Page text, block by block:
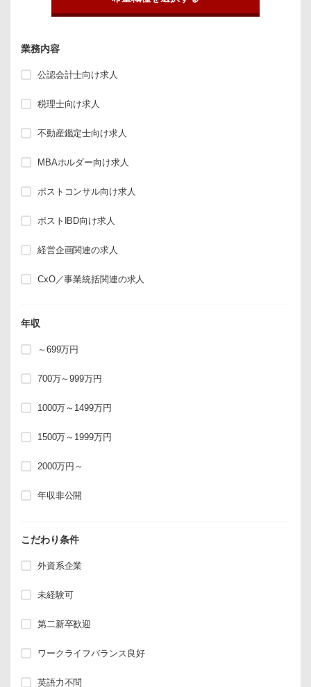
業務内容
公認会計士向け求人
税理士向け求人
不動産鑑定士向け求人
MBAホルダー向け求人
ポストコンサル向け求人
ポストIBD向け求人
経営企画関連の求人
CxO／事業統括関連の求人
年収
～699万円
700万～999万円
1000万～1499万円
1500万～1999万円
2000万円～
年収非公開
こだわり条件
外資系企業
未経験可
第二新卒歓迎
ワークライフバランス良好
英語力不問